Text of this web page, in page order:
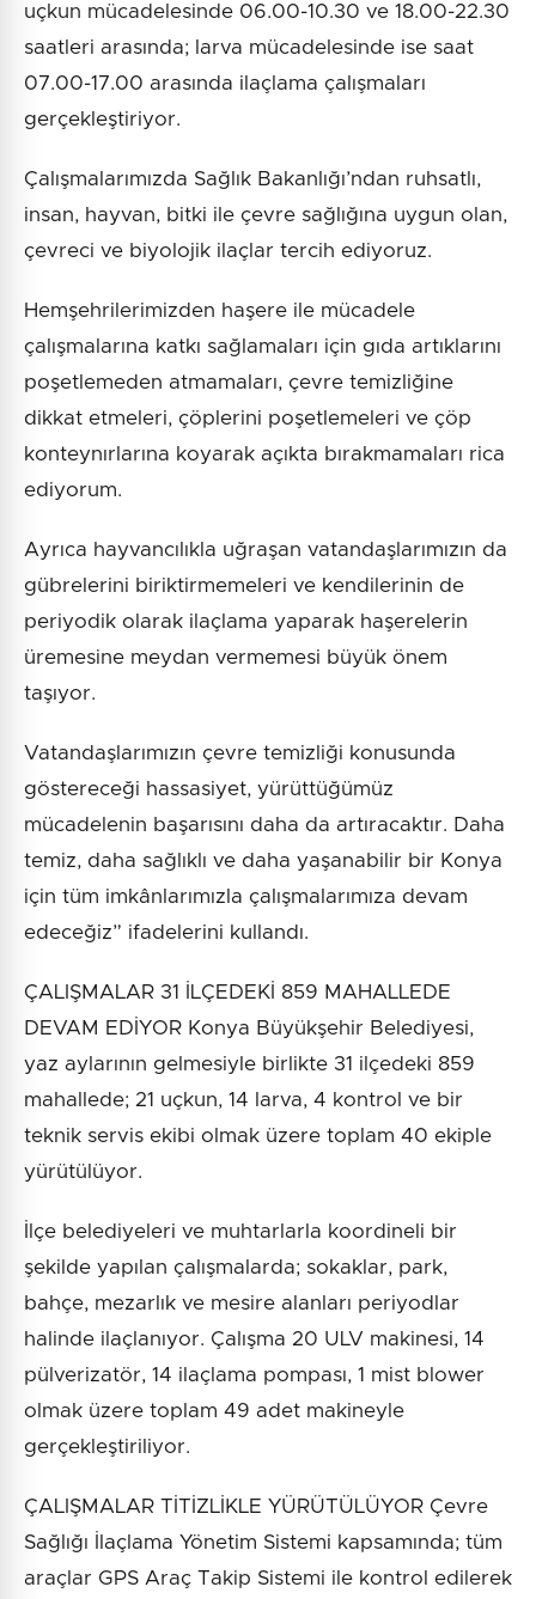
uçkun mücadelesinde 06.00-10.30 ve 18.00-22.30
saatleri arasında; larva mücadelesinde ise saat
07.00-17.00 arasında ilaçlama çalışmaları
gerçekleştiriyor.
Çalışmalarımızda Sağlık Bakanlığı’ndan ruhsatlı,
insan, hayvan, bitki ile çevre sağlığına uygun olan,
çevreci ve biyolojik ilaçlar tercih ediyoruz.
Hemşehrilerimizden haşere ile mücadele
çalışmalarına katkı sağlamaları için gıda artıklarını
poşetlemeden atmamaları, çevre temizliğine
dikkat etmeleri, çöplerini poşetlemeleri ve çöp
konteynırlarına koyarak açıkta bırakmamaları rica
ediyorum.
Ayrıca hayvancılıkla uğraşan vatandaşlarımızın da
gübrelerini biriktirmemeleri ve kendilerinin de
periyodik olarak ilaçlama yaparak haşerelerin
üremesine meydan vermemesi büyük önem
taşıyor.
Vatandaşlarımızın çevre temizliği konusunda
göstereceği hassasiyet, yürüttüğümüz
mücadelenin başarısını daha da artıracaktır. Daha
temiz, daha sağlıklı ve daha yaşanabilir bir Konya
için tüm imkânlarımızla çalışmalarımıza devam
edeceğiz” ifadelerini kullandı.
ÇALIŞMALAR 31 İLÇEDEKİ 859 MAHALLEDE
DEVAM EDİYOR Konya Büyükşehir Belediyesi,
yaz aylarının gelmesiyle birlikte 31 ilçedeki 859
mahallede; 21 uçkun, 14 larva, 4 kontrol ve bir
teknik servis ekibi olmak üzere toplam 40 ekiple
yürütülüyor.
İlçe belediyeleri ve muhtarlarla koordineli bir
şekilde yapılan çalışmalarda; sokaklar, park,
bahçe, mezarlık ve mesire alanları periyodlar
halinde ilaçlanıyor. Çalışma 20 ULV makinesi, 14
pülverizatör, 14 ilaçlama pompası, 1 mist blower
olmak üzere toplam 49 adet makineyle
gerçekleştiriliyor.
ÇALIŞMALAR TİTİZLİKLE YÜRÜTÜLÜYOR Çevre
Sağlığı İlaçlama Yönetim Sistemi kapsamında; tüm
araçlar GPS Araç Takip Sistemi ile kontrol edilerek